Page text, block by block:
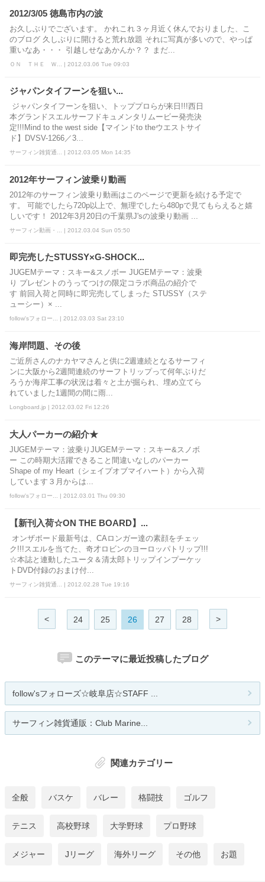
2012/3/05 徳島市内の波
お久しぶりでございます。 かれこれ３ヶ月近く休んでおりました、こ
のブログ 久しぶりに開けると荒れ放題 それに写真が多いので、やっぱ
重いなあ・・・ 引越しせなあかんか？？ まだ...
ＯＮ ＴＨＥ Ｗ... | 2012.03.06 Tue 09:03
ジャパンタイフーンを狙い...
ジャパンタイフーンを狙い、トッププロらが来日!!!西日
本グランドスエルサーフドキュメンタリムービー発売決
定!!!Mind to the west side【マインドto theウエストサイ
ド】DVSV-1266／3...
サーフィン雑貨通... | 2012.03.05 Mon 14:35
2012年サーフィン波乗り動画
2012年のサーフィン波乗り動画はこのページで更新を続ける予定で
す。 可能でしたら720p以上で、無理でしたら480pで見てもらえると嬉
しいです！ 2012年3月20日の千葉県J'sの波乗り動画 ...
サーフィン動画・... | 2012.03.04 Sun 05:50
即完売したSTUSSY×G-SHOCK...
JUGEMテーマ：スキー&スノボー JUGEMテーマ：波乗
り プレゼントのうってつけの限定コラボ商品の紹介で
す 前回入荷と同時に即完売してしまった STUSSY（ステ
ューシー）× ...
follow'sフォロー... | 2012.03.03 Sat 23:10
海岸問題、その後
ご近所さんのナカヤマさんと供に2週連続となるサーフィ
ンに大阪から2週間連続のサーフトリップって何年ぶりだ
ろうか海岸工事の状況は着々と土が掘られ、埋め立てら
れていました1週間の間に雨...
Longboard.jp | 2012.03.02 Fri 12:26
大人パーカーの紹介★
JUGEMテーマ：波乗りJUGEMテーマ：スキー&スノボ
ー この時期大活躍できること間違いなしのパーカー
Shape of my Heart（シェイプオブマイハート）から入荷
しています３月からは...
follow'sフォロー... | 2012.03.01 Thu 09:30
【新刊入荷☆ON THE BOARD】...
オンザボード最新号は、CAロンガー達の素顔をチェッ
ク!!!スエルを当てた、奇才ロビンのヨーロッパトリップ!!!
☆本誌と連動したユータ＆清太郎トリップインプーケッ
トDVD付録のおまけ付...
サーフィン雑貨通... | 2012.02.28 Tue 19:16
< 24 25 26 27 28 >
このテーマに最近投稿したブログ
follow'sフォローズ☆岐阜店☆STAFF ...
サーフィン雑貨通販：Club Marine...
関連カテゴリー
全般 バスケ バレー 格闘技 ゴルフ
テニス 高校野球 大学野球 プロ野球
メジャー Jリーグ 海外リーグ その他 お題